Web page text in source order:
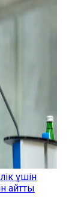
үшін
айтты